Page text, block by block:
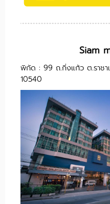
Siam
พิกัด : 99 ถ.กิ่งแก้ว ต.ราชา
10540